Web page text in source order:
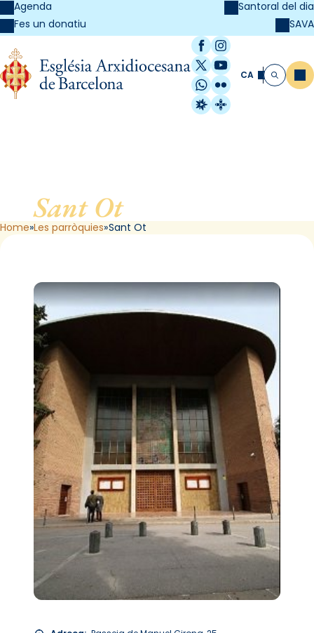
Agenda
Fes un donatiu
Santoral del dia
SAVA
Facebook
Instagram
X / Twitter
YouTube
WhatsApp
Flickr
Radio Estel
Catalunya
CA Cerca
Sant Ot, de Barcelona
Home Les parròquies Sant Ot